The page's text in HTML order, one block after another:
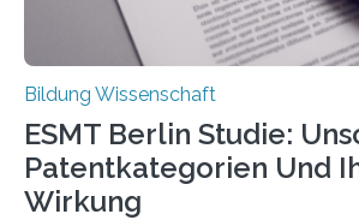
durch. Ziel ist es, herauszufinden,…
Bildung Wissenschaft
ESMT Berlin Studie:
Patentkategorien Und
Wirkung